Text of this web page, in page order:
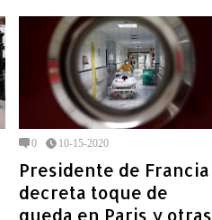
0 10-15-2020
Presidente de Francia
decreta toque de
queda en Paris y otras